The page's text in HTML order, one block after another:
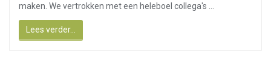
maken. We vertrokken met een heleboel collega's ...
Lees verder...